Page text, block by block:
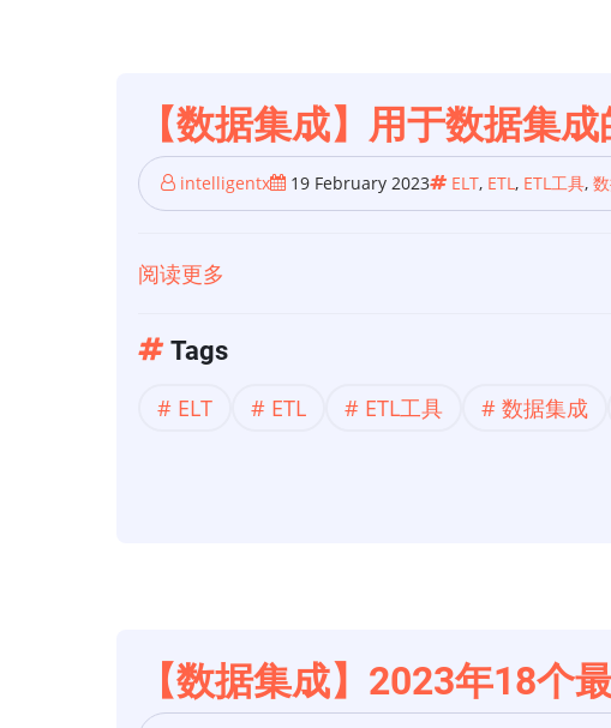
的
10
个
最
ETL
【数据集成】用于数据集
intelligentx 19 February 2023 ELT, ETL, ETL工具,
阅读更多
【数
成
的
Tags
ELT ETL ETL工具 数据集成
【数据集成】2023年18个